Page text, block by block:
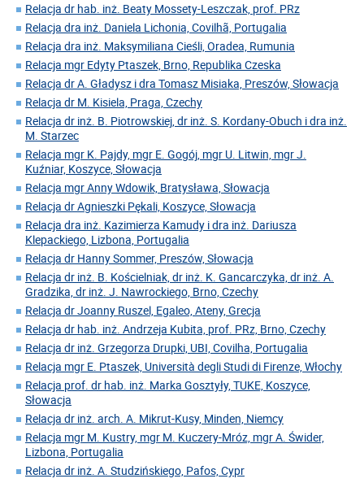
Relacja dr hab. inż. Beaty Mossety-Leszczak, prof. PRz
Relacja dra inż. Daniela Lichonia, Covilhã, Portugalia
Relacja dra inż. Maksymiliana Cieśli, Oradea, Rumunia
Relacja mgr Edyty Ptaszek, Brno, Republika Czeska
Relacja dr A. Gładysz i dra Tomasz Misiaka, Preszów, Słowacja
Relacja dr M. Kisiela, Praga, Czechy
Relacja dr inż. B. Piotrowskiej, dr inż. S. Kordany-Obuch i dra inż.
M. Starzec
Relacja mgr K. Pajdy, mgr E. Gogój, mgr U. Litwin, mgr J.
Kuźniar, Koszyce, Słowacja
Relacja mgr Anny Wdowik, Bratysława, Słowacja
Relacja dr Agnieszki Pękali, Koszyce, Słowacja
Relacja dra inż. Kazimierza Kamudy i dra inż. Dariusza
Klepackiego, Lizbona, Portugalia
Relacja dr Hanny Sommer, Preszów, Słowacja
Relacja dr inż. B. Kościelniak, dr inż. K. Gancarczyka, dr inż. A.
Gradzika, dr inż. J. Nawrockiego, Brno, Czechy
Relacja dr Joanny Ruszel, Egaleo, Ateny, Grecja
Relacja dr hab. inż. Andrzeja Kubita, prof. PRz, Brno, Czechy
Relacja dr inż. Grzegorza Drupki, UBI, Covilha, Portugalia
Relacja mgr E. Ptaszek, Università degli Studi di Firenze, Włochy
Relacja prof. dr hab. inż. Marka Gosztyły, TUKE, Koszyce,
Słowacja
Relacja dr inż. arch. A. Mikrut-Kusy, Minden, Niemcy
Relacja mgr M. Kustry, mgr M. Kuczery-Mróz, mgr A. Świder,
Lizbona, Portugalia
Relacja dr inż. A. Studzińskiego, Pafos, Cypr